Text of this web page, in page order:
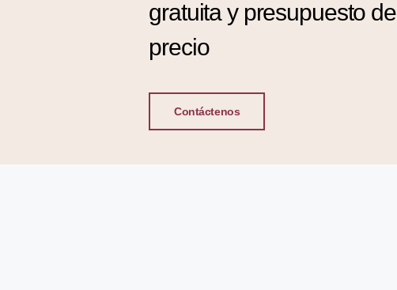
gratuita y presupuesto de
precio
Contáctenos